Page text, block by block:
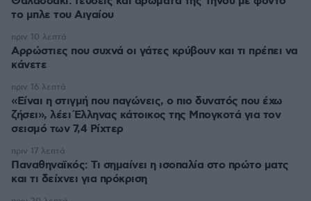
το μπλε του Αιγαίου
Αρρώστιες που συχνά οι γάτες κρύβουν και τι πρέπει να
κάνετε
πριν 10 λεπτά
«Είναι η στιγμή που παγώνεις, ο πιο δυνατός που έχω
ζήσει», λέει Έλληνας κάτοικος της Μπογκοτά για τον
σεισμό των 7,4 Ρίχτερ
πριν 16 λεπτά
Παναθηναϊκός: Τι σημαίνει η ισοπαλία στο πρώτο ματς
και τι δείχνει για πρόκριση
πριν 17 λεπτά